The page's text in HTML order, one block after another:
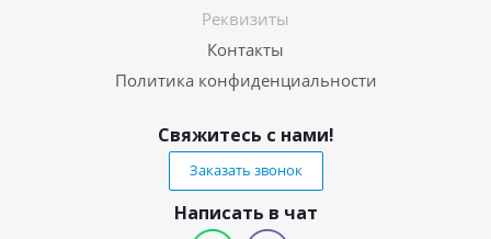
Реквизиты
Контакты
Политика конфиденциальности
Свяжитесь с нами!
Заказать звонок
Написать в чат